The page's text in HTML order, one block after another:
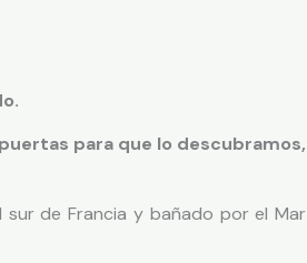
para que lo descubramos,
de Francia y bañado por el Mar